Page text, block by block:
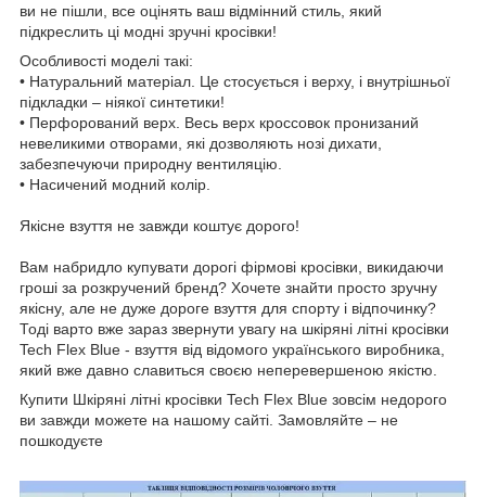
ви не пішли, все оцінять ваш відмінний стиль, який
підкреслить ці модні зручні кросівки!
Особливості моделі такі:
• Натуральний матеріал. Це стосується і верху, і внутрішньої
підкладки – ніякої синтетики!
• Перфорований верх. Весь верх кроссовок пронизаний
невеликими отворами, які дозволяють нозі дихати,
забезпечуючи природну вентиляцію.
• Насичений модний колір.
Якісне взуття не завжди коштує дорого!
Вам набридло купувати дорогі фірмові кросівки, викидаючи
гроші за розкручений бренд? Хочете знайти просто зручну
якісну, але не дуже дороге взуття для спорту і відпочинку?
Тоді варто вже зараз звернути увагу на шкіряні літні кросівки
Tech Flex Blue - взуття від відомого українського виробника,
який вже давно славиться своєю неперевершеною якістю.
Купити Шкіряні літні кросівки Tech Flex Blue зовсім недорого
ви завжди можете на нашому сайті. Замовляйте – не
пошкодуєте